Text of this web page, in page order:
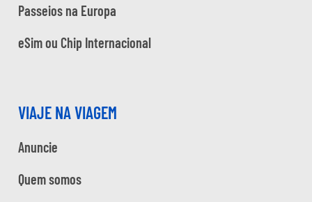
Passeios na Europa
eSim ou Chip Internacional
VIAJE NA VIAGEM
Anuncie
Quem somos